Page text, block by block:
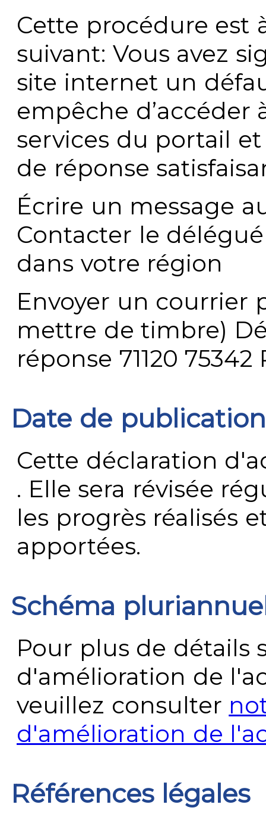
Cette procédure est
suivant: Vous avez
site internet un
empêche
services du portail
de réponse
Écrire un message
Contacter le
dans votre région
Envoyer un courrier
mettre de timbre)
réponse 71120 75342
Date de publication
Cette déclaration
. Elle sera révisée
les progrès réalisés
apportées.
Schéma
Pour plus de détails
d'amélioration de
veuillez consulter
d'amélioration de
Références légales